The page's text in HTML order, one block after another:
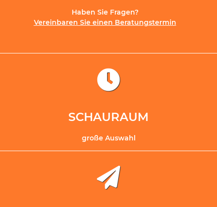
Haben Sie Fragen?
Vereinbaren Sie einen Beratungstermin
SCHAURAUM
große Auswahl